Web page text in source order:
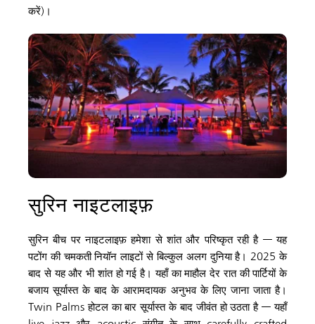
करें)।
सुरिन नाइटलाइफ़
सुरिन बीच पर नाइटलाइफ़ हमेशा से शांत और परिष्कृत रही है — यह
पटोंग की चमकती नियॉन लाइटों से बिल्कुल अलग दुनिया है। 2025 के
बाद से यह और भी शांत हो गई है। यहाँ का माहौल देर रात की पार्टियों के
बजाय सूर्यास्त के बाद के आरामदायक अनुभव के लिए जाना जाता है।
Twin Palms होटल का बार सूर्यास्त के बाद जीवंत हो उठता है — यहाँ